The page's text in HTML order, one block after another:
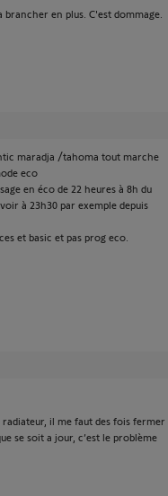
en plus. C'est dommage.
maradja /tahoma tout marche
eco
en éco de 22 heures à 8h du
à 23h30 par exemple depuis
et basic et pas prog eco.
il me faut des fois fermer
se soit a jour, c’est le problème